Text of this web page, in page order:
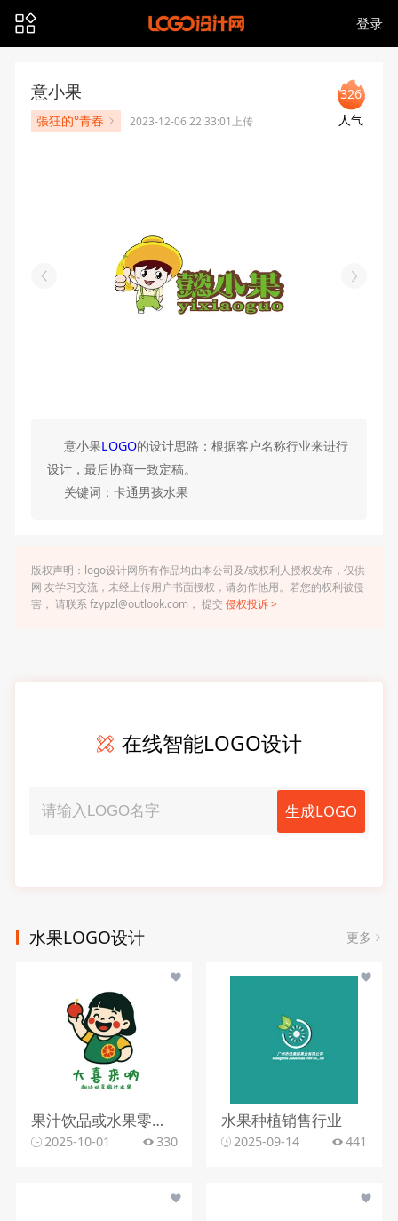
登录
意小果
張狂的°青春 2023-12-06 22:33:01上传
326
人气
意小果LOGO的设计思路：根据客户名称行业来进行
设计，最后协商一致定稿。
关键词：卡通男孩水果
版权声明：logo设计网所有作品均由本公司及/或权利人授权发布，仅供
网 友学习交流，未经上传用户书面授权，请勿作他用。若您的权利被侵
害， 请联系 fzypzl@outlook.com， 提交 侵权投诉 >
在线智能LOGO设计
生成LOGO
水果LOGO设计 更多
果汁饮品或水果零售行业
2025-10-01 330
水果种植销售行业
2025-09-14 441